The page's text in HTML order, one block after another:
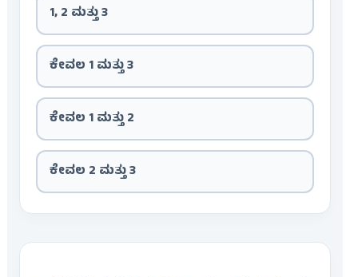
1, 2 ಮತ್ತು 3
ಕೇವಲ 1 ಮತ್ತು 3
ಕೇವಲ 1 ಮತ್ತು 2
ಕೇವಲ 2 ಮತ್ತು 3